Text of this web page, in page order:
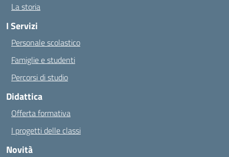
La storia
I Servizi
Personale scolastico
Famiglie e studenti
Percorsi di studio
Didattica
Offerta formativa
I progetti delle classi
Novità